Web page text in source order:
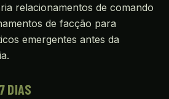
relacionamentos de comando
de facção para
emergentes antes da
DIAS